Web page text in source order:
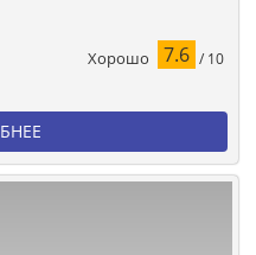
Хорошо 7.6 / 10